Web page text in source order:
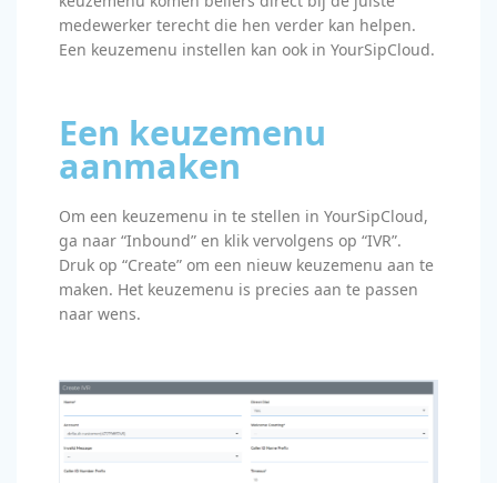
medewerker terecht die hen verder kan helpen.
Een keuzemenu instellen kan ook in YourSipCloud.
Een keuzemenu
aanmaken
Om een keuzemenu in te stellen in YourSipCloud,
ga naar “Inbound” en klik vervolgens op “IVR”.
Druk op “Create” om een nieuw keuzemenu aan te
maken. Het keuzemenu is precies aan te passen
naar wens.